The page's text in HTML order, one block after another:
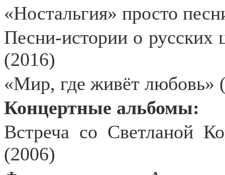
«Ностальгия» просто
Песни-истории о русских
(2016)
«Мир, где живёт любовь»
Концертные альбомы:
Встреча со Светланой
(2006)